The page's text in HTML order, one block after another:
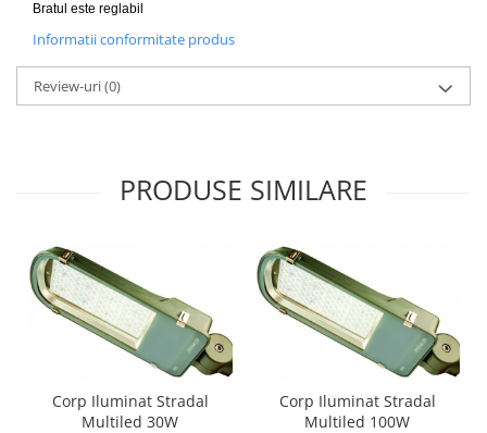
Bratul este reglabil
Informatii conformitate produs
Review-uri(0)
PRODUSE SIMILARE
Corp Iluminat Stradal
Multiled 30W
Corp Iluminat Stradal
Multiled 100W